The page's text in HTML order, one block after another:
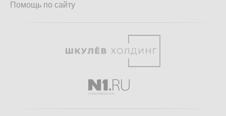
Помощь по сайту